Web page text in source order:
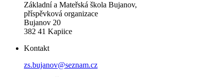
Základní a Mateřská škola Bujanov,
příspěvková organizace
Bujanov 20
382 41 Kapiice
Kontakt
zs.bujanov@seznam.cz